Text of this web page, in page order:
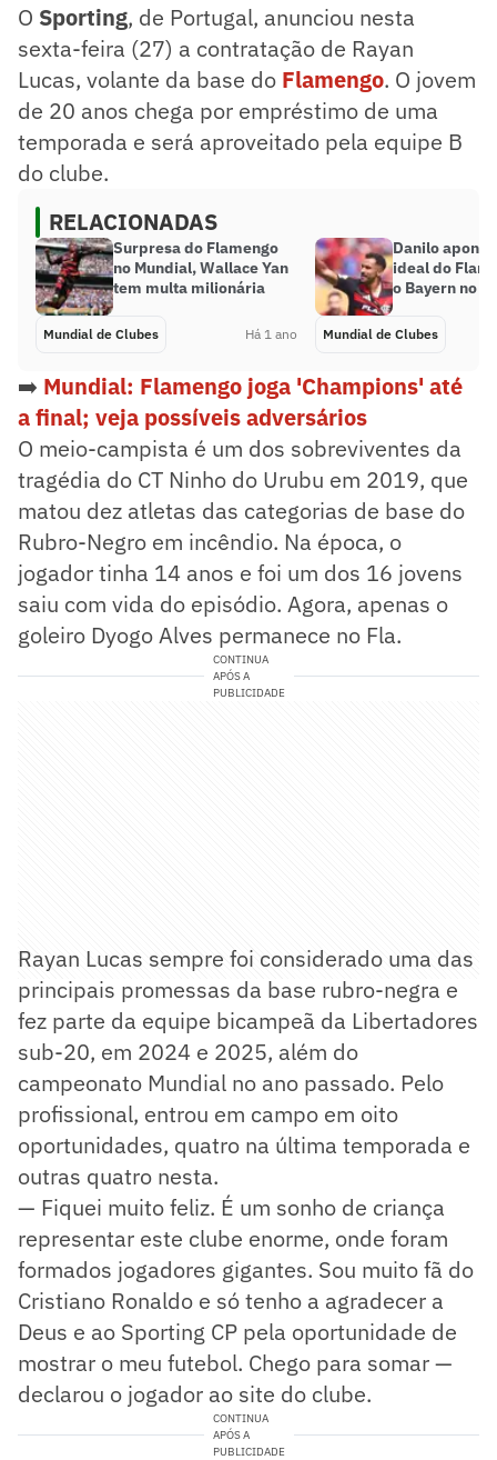
O Sporting, de Portugal, anunciou nesta
sexta-feira (27) a contratação de Rayan
Lucas, volante da base do Flamengo. O jovem
de 20 anos chega por empréstimo de uma
temporada e será aproveitado pela equipe B
do clube.
RELACIONADAS
Surpresa do Flamengo
no Mundial, Wallace Yan
tem multa milionária
Mundial de Clubes Há 1 ano
Danilo
ideal do
o Bayern no
Mundial de Clubes
➡️ Mundial: Flamengo joga 'Champions' até
a final; veja possíveis adversários
O meio-campista é um dos sobreviventes da
tragédia do CT Ninho do Urubu em 2019, que
matou dez atletas das categorias de base do
Rubro-Negro em incêndio. Na época, o
jogador tinha 14 anos e foi um dos 16 jovens
saiu com vida do episódio. Agora, apenas o
goleiro Dyogo Alves permanece no Fla.
CONTINUA
APÓS A
PUBLICIDADE
Rayan Lucas sempre foi considerado uma das
principais promessas da base rubro-negra e
fez parte da equipe bicampeã da Libertadores
sub-20, em 2024 e 2025, além do
campeonato Mundial no ano passado. Pelo
profissional, entrou em campo em oito
oportunidades, quatro na última temporada e
outras quatro nesta.
— Fiquei muito feliz. É um sonho de criança
representar este clube enorme, onde foram
formados jogadores gigantes. Sou muito fã do
Cristiano Ronaldo e só tenho a agradecer a
Deus e ao Sporting CP pela oportunidade de
mostrar o meu futebol. Chego para somar —
declarou o jogador ao site do clube.
CONTINUA
APÓS A
PUBLICIDADE